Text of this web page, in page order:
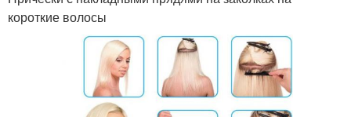
короткие волосы